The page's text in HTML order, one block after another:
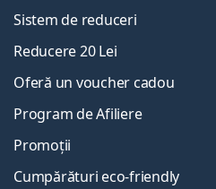
Sistem de reduceri
Reducere 20 Lei
Oferă un voucher cadou
Program de Afiliere
Promoții
Cumpărături eco-friendly